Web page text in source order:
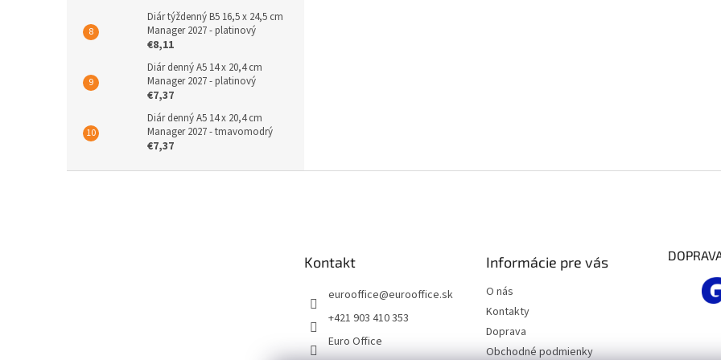
Diár týždenný B5 16,5 x 24,5 cm
Manager 2027 - platinový
€8,11
Diár denný A5 14 x 20,4 cm
Manager 2027 - platinový
€7,37
Diár denný A5 14 x 20,4 cm
Manager 2027 - tmavomodrý
€7,37
Kontakt
eurooffice@eurooffice.sk
+421 903 410 353
Euro Office
Informácie pre vás
O nás
Kontakty
Doprava
Obchodné podmienky